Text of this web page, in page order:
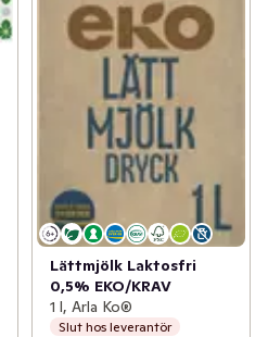
Lättmjölk Laktosfri
0,5% EKO/KRAV
1 l, Arla Ko®
Slut hos leverantör